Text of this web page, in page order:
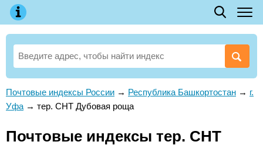
Почтовые индексы России → Республика Башкортостан → г.
Уфа → тер. СНТ Дубовая роща
Почтовые индексы тер. СНТ